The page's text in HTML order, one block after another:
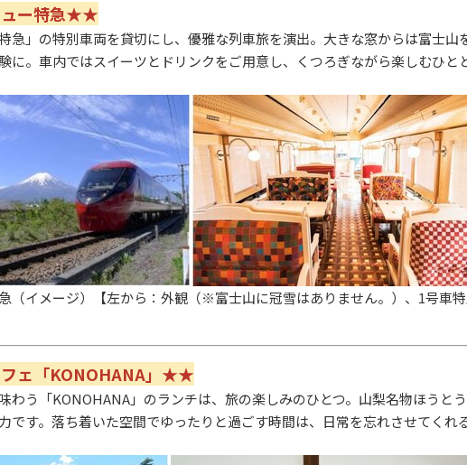
ー特急★★
急 」の特別車両を貸切にし、優雅な列車旅を演出。大きな窓からは富士
に。車内ではスイーツとドリンクをご用意し、くつろぎながら楽しむひと
（イメージ）【左から：外観（※富士山に冠雪はありません。）、1号車特
ェ「KONOHANA」★★
わう「KONOHANA」のランチは、旅の楽しみのひとつ。山梨名物ほうと
です。落ち着いた空間でゆったりと過ごす時間は、日常を忘れさせてくれ